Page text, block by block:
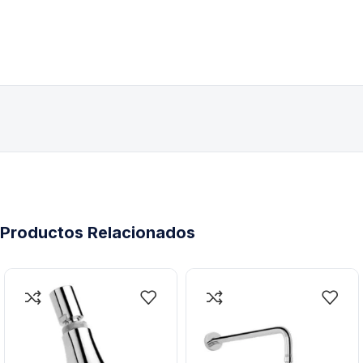
Productos Relacionados